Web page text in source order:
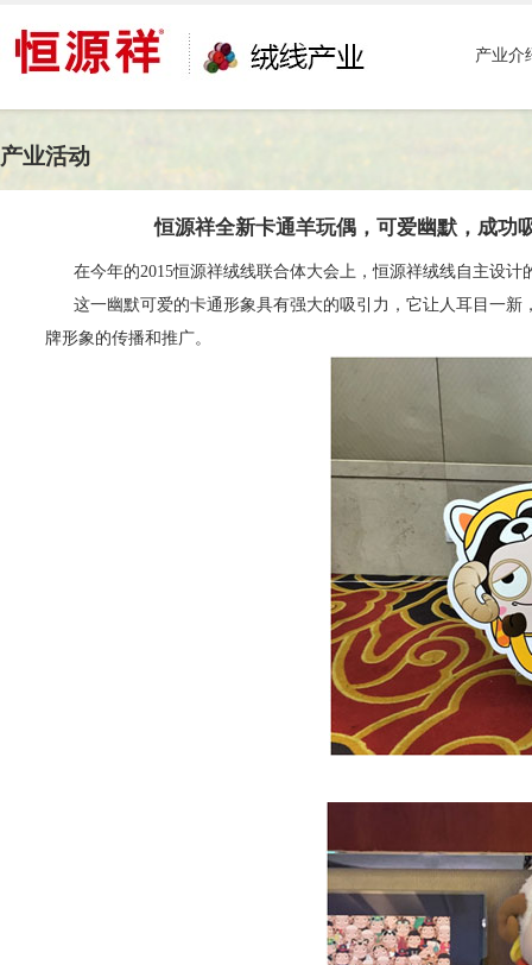
产业介
产业活动
恒源祥全新卡通羊玩偶，可爱幽默，成功
在今年的2015恒源祥绒线联合体大会上，恒源祥绒线自主设计
这一幽默可爱的卡通形象具有强大的吸引力，它让人耳目一新
牌形象的传播和推广。